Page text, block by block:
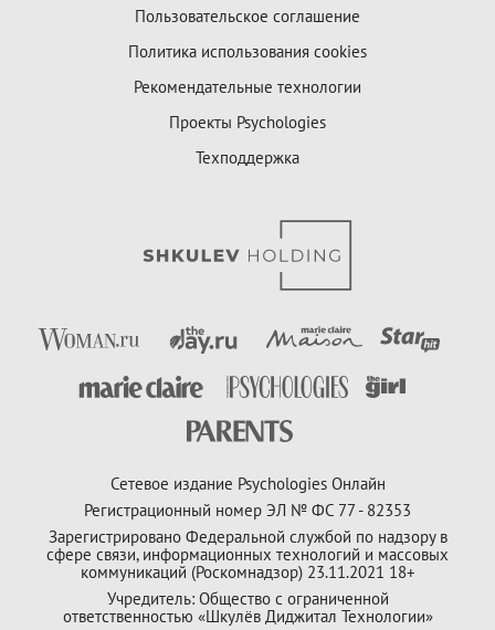
Пользовательское соглашение
Политика использования cookies
Рекомендательные технологии
Проекты Psychologies
Техподдержка
Сетевое издание Psychologies Онлайн
Регистрационный номер ЭЛ № ФС 77 - 82353
Зарегистрировано Федеральной службой по надзору в
сфере связи, информационных технологий и массовых
коммуникаций (Роскомнадзор) 23.11.2021 18+
Учредитель: Общество с ограниченной
ответственностью «Шкулёв Диджитал Технологии»